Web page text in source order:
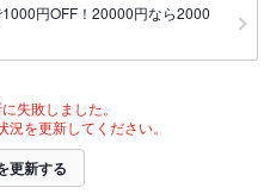
円OFF！20000円なら2000
失敗しました。
を更新してください。
更新する